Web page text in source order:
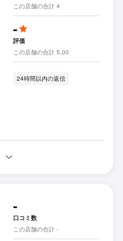
この店舗の合計 4
-
評価
この店舗の合計 5.00
24時間以内の返信
-
口コミ数
この店舗の合計 -